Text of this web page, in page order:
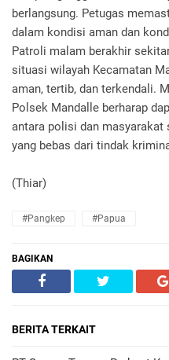
berlangsung. Petugas
dalam kondisi aman dan
Patroli malam berakhir
situasi wilayah Kecamatan
aman, tertib, dan terkendali.
Polsek Mandalle berharap
antara polisi dan
yang bebas dari tindak
(Thiar)
#Pangkep #Papua
BAGIKAN
BERITA TERKAIT